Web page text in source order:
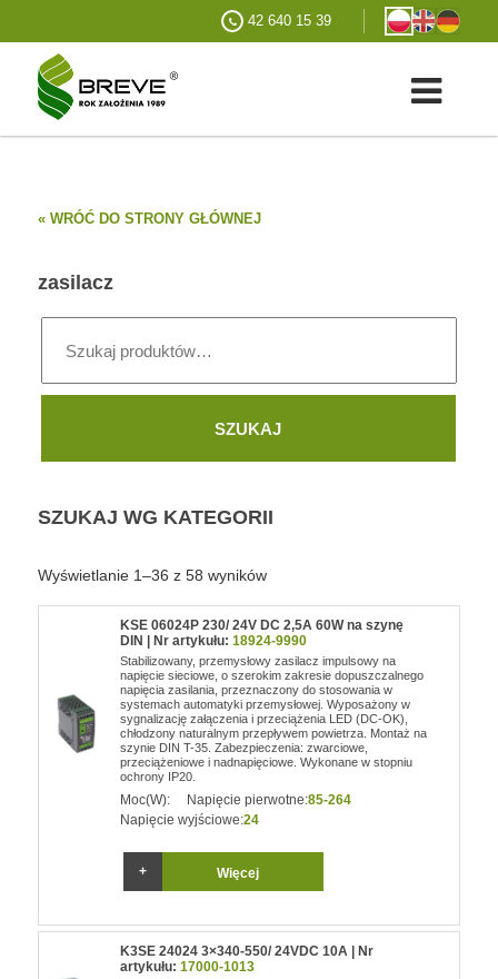
42 640 15 39
« WRÓĆ DO STRONY GŁÓWNEJ
zasilacz
SZUKAJ
SZUKAJ WG KATEGORII
Wyświetlanie 1–36 z 58 wyników
KSE 06024P 230/ 24V DC 2,5A 60W na szynę
DIN | Nr artykułu:18924-9990
Stabilizowany, przemysłowy zasilacz impulsowy na
napięcie sieciowe, o szerokim zakresie dopuszczalnego
napięcia zasilania, przeznaczony do stosowania w
systemach automatyki przemysłowej. Wyposażony w
sygnalizację załączenia i przeciążenia LED (DC-OK),
chłodzony naturalnym przepływem powietrza. Montaż na
szynie DIN T-35. Zabezpieczenia: zwarciowe,
przeciążeniowe i nadnapięciowe. Wykonane w stopniu
ochrony IP20.
Moc(W): Napięcie pierwotne:85-264
Napięcie wyjściowe:24
Więcej
K3SE 24024 3×340-550/ 24VDC 10A | Nr
artykułu:17000-1013